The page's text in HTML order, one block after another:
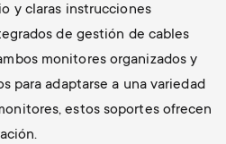
y claras instrucciones
de gestión de cables
monitores organizados y
para adaptarse a una variedad
estos soportes ofrecen